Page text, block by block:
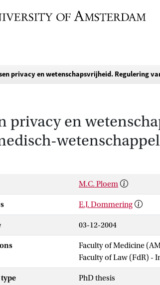
privacy en wetenschapsvrijheid. Regulering
privacy en
M.C. Ploem
E.J. Dommering
03-12-2004
Faculty of Medicine
Faculty of Law (FdR) -
PhD thesis